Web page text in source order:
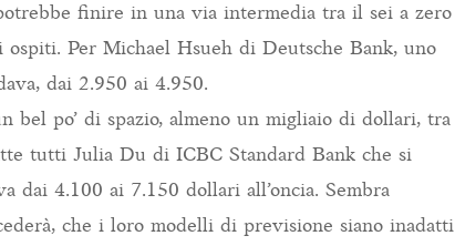
finire in una via intermedia tra il sei a zero
Per Michael Hsueh di Deutsche Bank, uno
dai 2.950 ai 4.950.
bel po’ di spazio, almeno un migliaio di dollari, tra
tutti Julia Du di ICBC Standard Bank che si
dai 4.100 ai 7.150 dollari all’oncia. Sembra
che i loro modelli di previsione siano inadatti